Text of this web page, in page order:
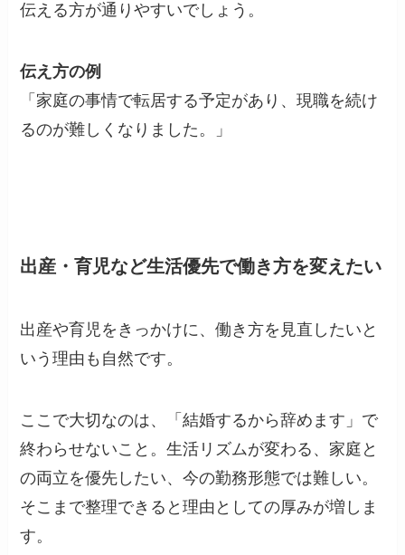
伝える方が通りやすいでしょう。
伝え方の例
「家庭の事情で転居する予定があり、現職を続け
るのが難しくなりました。」
出産・育児など生活優先で働き方を変えたい
出産や育児をきっかけに、働き方を見直したいと
いう理由も自然です。
ここで大切なのは、「結婚するから辞めます」で
終わらせないこと。生活リズムが変わる、家庭と
の両立を優先したい、今の勤務形態では難しい。
そこまで整理できると理由としての厚みが増しま
す。